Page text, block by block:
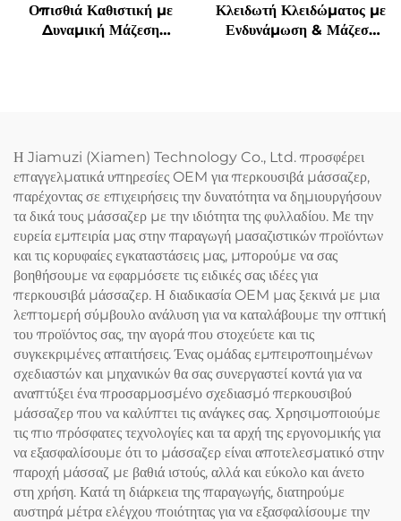
Οπισθιά Καθιστική με
Δυναμική Μάζεση
Κλειδωτή Κλειδώματος με
Ενδυνάμωση & Μάζεση
Η Jiamuzi (Xiamen) Technology Co., Ltd. προσφέρει
επαγγελματικά υπηρεσίες OEM για περκουσιβά μάσσαζερ,
παρέχοντας σε επιχειρήσεις την δυνατότητα να δημιουργήσουν
τα δικά τους μάσσαζερ με την ιδιότητα της φυλλαδίου. Με την
ευρεία εμπειρία μας στην παραγωγή μασαζιστικών προϊόντων
και τις κορυφαίες εγκαταστάσεις μας, μπορούμε να σας
βοηθήσουμε να εφαρμόσετε τις ειδικές σας ιδέες για
περκουσιβά μάσσαζερ. Η διαδικασία OEM μας ξεκινά με μια
λεπτομερή σύμβουλο ανάλυση για να καταλάβουμε την οπτική
του προϊόντος σας, την αγορά που στοχεύετε και τις
συγκεκριμένες απαιτήσεις. Ένας ομάδας εμπειροποιημένων
σχεδιαστών και μηχανικών θα σας συνεργαστεί κοντά για να
αναπτύξει ένα προσαρμοσμένο σχεδιασμό περκουσιβού
μάσσαζερ που να καλύπτει τις ανάγκες σας. Χρησιμοποιούμε
τις πιο πρόσφατες τεχνολογίες και τα αρχή της εργονομικής για
να εξασφαλίσουμε ότι το μάσσαζερ είναι αποτελεσματικό στην
παροχή μάσσαζ με βαθιά ιστούς, αλλά και εύκολο και άνετο
στη χρήση. Κατά τη διάρκεια της παραγωγής, διατηρούμε
αυστηρά μέτρα ελέγχου ποιότητας για να εξασφαλίσουμε την